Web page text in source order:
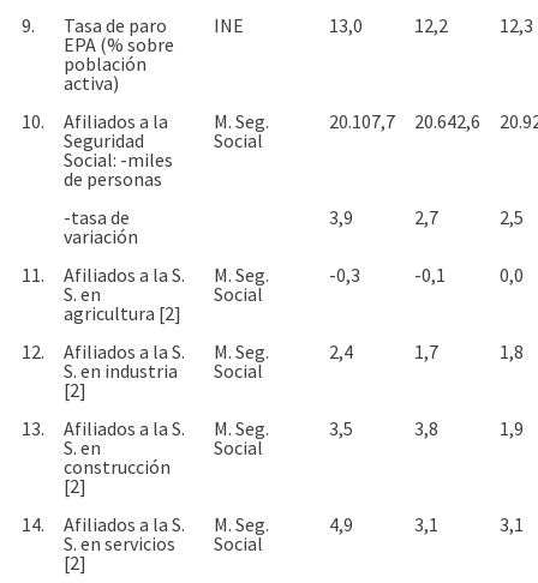
9.
Tasa de paro
EPA (% sobre
población
activa)
INE 13,0 12,2 12,3
10.
Afiliados a la
Seguridad
Social: -miles
de personas
M. Seg.
Social
20.107,7 20.642,6
-tasa de
variación
3,9 2,7 2,5
11.
Afiliados a la S.
S. en
agricultura [2]
M. Seg.
Social
-0,3 -0,1 0,0
12.
Afiliados a la S.
S. en industria
[2]
M. Seg.
Social
2,4 1,7 1,8
13.
Afiliados a la S.
S. en
construcción
[2]
M. Seg.
Social
3,5 3,8 1,9
14.
Afiliados a la S.
S. en servicios
[2]
M. Seg.
Social
4,9 3,1 3,1